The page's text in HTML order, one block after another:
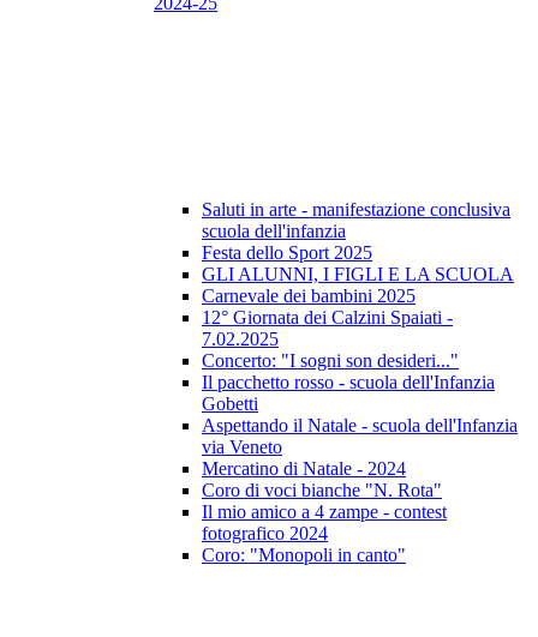
Saluti in arte - manifestazione conclusiva
scuola dell'infanzia
Festa dello Sport 2025
GLI ALUNNI, I FIGLI E LA SCUOLA
Carnevale dei bambini 2025
12° Giornata dei Calzini Spaiati -
7.02.2025
Concerto: "I sogni son desideri..."
Il pacchetto rosso - scuola dell'Infanzia
Gobetti
Aspettando il Natale - scuola dell'Infanzia
via Veneto
Mercatino di Natale - 2024
Coro di voci bianche "N. Rota"
Il mio amico a 4 zampe - contest
fotografico 2024
Coro: "Monopoli in canto"